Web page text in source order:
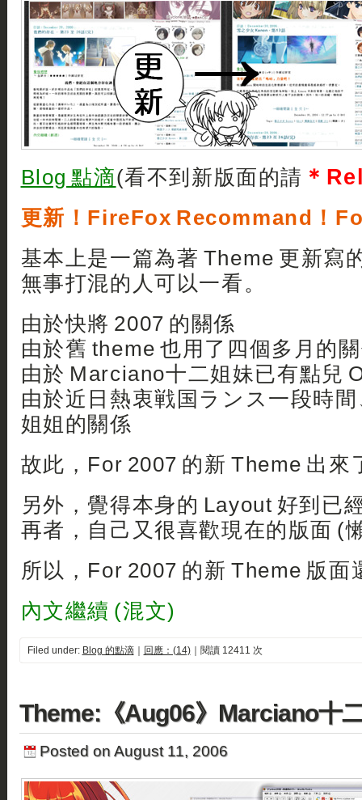
Blog 點滴(看不到新版面的請 ＊
更新！FireFox Recommand！
基本上是一篇為著 Theme 更新寫
無事打混的人可以一看。
由於快將 2007 的關係
由於舊 theme 也用了四個多月的
由於 Marciano十二姐妹已有點兒
由於近日熱衷戦国ランス一段時
姐姐的關係
故此，For 2007 的新 Theme 出來
另外，覺得本身的 Layout 好到已
再者，自己又很喜歡現在的版面 (
所以，For 2007 的新 Theme 版面
內文繼續 (混文)
Filed under: Blog 的點滴｜ 回應：(14)｜閱讀 12411 次
Theme:《Aug06》Marciano十
Posted on August 11, 2006